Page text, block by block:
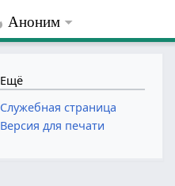
Аноним
Ещё
Служебная страница
Версия для печати